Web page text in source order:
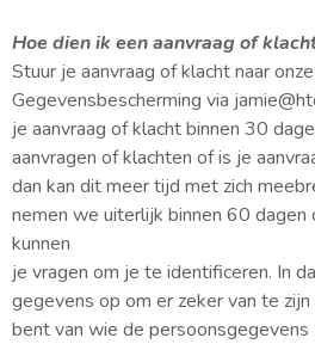
Hoe dien ik een aanvraag of
Stuur je aanvraag of klacht naar
Gegevensbescherming via
je aanvraag of klacht binnen 30
aanvragen of klachten of is je
dan kan dit meer tijd met zich
nemen we uiterlijk binnen 60
kunnen
je vragen om je te identificeren. In
gegevens op om er zeker van te
bent van wie de persoonsgegevens